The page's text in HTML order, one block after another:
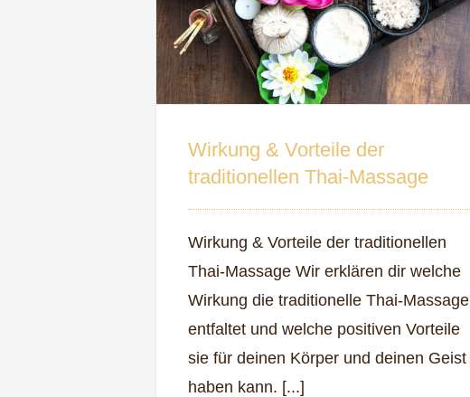
Wirkung & Vorteile der
traditionellen Thai-Massage
Wirkung & Vorteile der traditionellen
Thai-Massage Wir erklären dir welche
Wirkung die traditionelle Thai-Massage
entfaltet und welche positiven Vorteile
sie für deinen Körper und deinen Geist
haben kann. [...]